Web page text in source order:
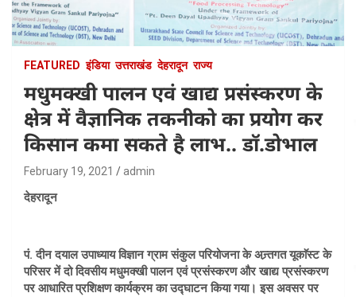
FEATURED इंडिया उत्तराखंड देहरादून राज्य
मधुमक्खी पालन एवं खाद्य प्रसंस्करण के
क्षेत्र में वैज्ञानिक तकनीको का प्रयोग कर
किसान कमा सकते है लाभ.. डाॅ.डोभाल
February 19, 2021 admin
देहरादून
पं. दीन दयाल उपाध्याय विज्ञान ग्राम संकुल परियोजना के अन्र्तगत यूकाॅस्ट के
परिसर में दो दिवसीय मधुमक्खी पालन एवं प्रसंस्करण और खाद्य प्रसंस्करण
पर आधारित प्रशिक्षण कार्यक्रम का उद्घाटन किया गया। इस अवसर पर